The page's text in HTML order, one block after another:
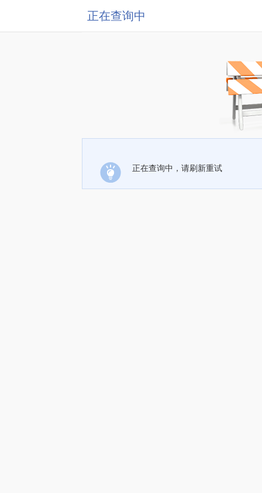
正在查询中
正在查询中，请刷新重试